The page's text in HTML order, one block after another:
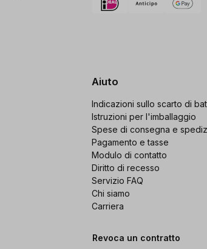
Aiuto
Indicazioni sullo scarto di
Istruzioni per l'imballaggio
Spese di consegna e
Pagamento e tasse
Modulo di contatto
Diritto di recesso
Servizio FAQ
Chi siamo
Carriera
Revoca un contratto